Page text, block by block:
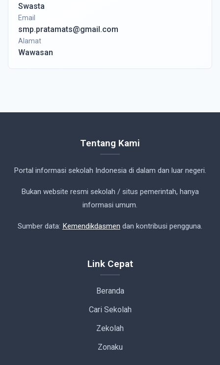
Swasta
Email
smp.pratamats@gmail.com
Alamat
Wawasan
Tentang Kami
Portal informasi sekolah Indonesia di dalam dan luar negeri.
Bukan website resmi sekolah / situs pemerintah, hanya
informasi umum.
Sumber data: Kemendikdasmen dan kontribusi pengguna.
Link Cepat
Beranda
Cari Sekolah
Zekolah
Zonaku